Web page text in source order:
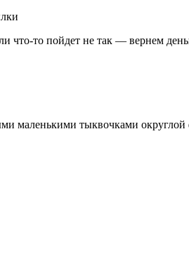
что-то пойдет не так — вернем
маленькими тыквочками